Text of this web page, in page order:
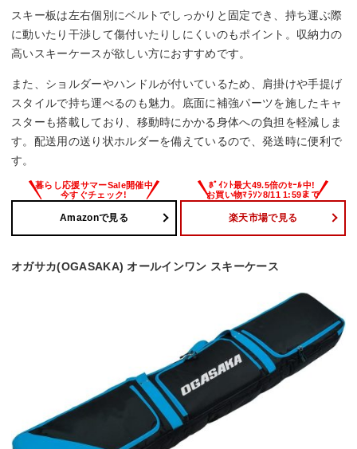
スキー板は左右個別にベルトでしっかりと固定でき、持ち運ぶ際
に動いたり干渉して傷付いたりしにくいのもポイント。収納力の
高いスキーケースが欲しい方におすすめです。
また、ショルダーやハンドルが付いているため、肩掛けや手提げ
スタイルで持ち運べるのも魅力。底面に補強パーツを施したキャ
スターも搭載しており、移動時にかかる身体への負担を軽減しま
す。配送用の送り状ホルダーを備えているので、発送時に便利で
す。
Amazonで見る 楽天市場で見る
オガサカ(OGASAKA) オールインワン スキーケース